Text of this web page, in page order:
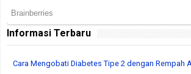
Informasi Terbaru
Cara Mengobati Diabetes Tipe 2 dengan Rempah